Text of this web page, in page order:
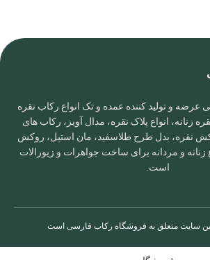
و تولید کننده عمده و تک انواع رکاب نقره
زنانه، انواع پلاک نقره، مدال آویز، رکاب های
نقره، بدل طرح طلاسفید، مان استیل، روکش
زنانه و مردانه برای ساخت جواهرات و زیورالات
است.
سایت متعلق به فروشگاه رکاب فارسی است